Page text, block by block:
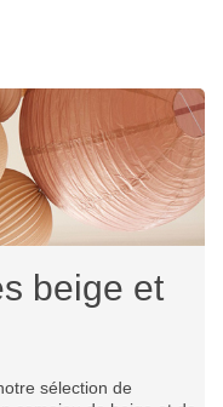
beige et
sélection de